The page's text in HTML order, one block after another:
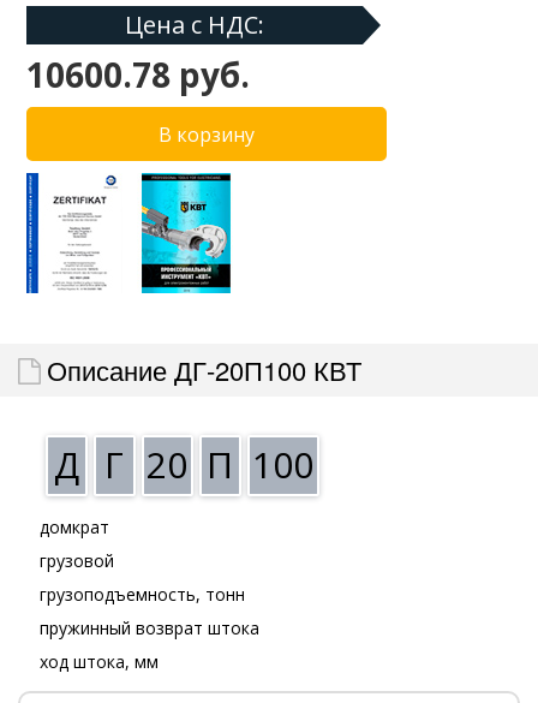
Цена с НДС:
10600.78 руб.
Описание ДГ-20П100 КВТ
Д Г 20 П 100
домкрат
грузовой
грузоподъемность, тонн
пружинный возврат штока
ход штока, мм